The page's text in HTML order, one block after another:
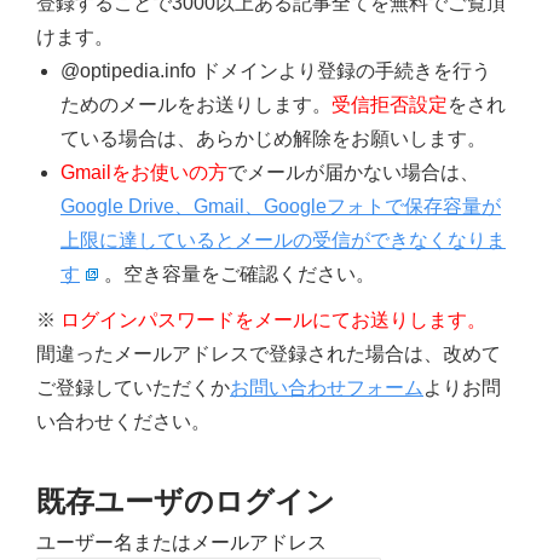
けます。
@optipedia.info ドメインより登録の手続きを行う
ためのメールをお送りします。 受信拒否設定をされ
ている場合は、あらかじめ解除をお願いします。
Gmailをお使いの方でメールが届かない場合は、
Google Drive、Gmail、Googleフォトで保存容量が
上限に達しているとメールの受信ができなくなりま
す
。空き容量をご確認ください。
※ ログインパスワードをメールにてお送りします。
間違ったメールアドレスで登録された場合は、改めて
ご登録していただくかお問い合わせフォーム よりお問
い合わせください。
既存ユーザのログイン
ユーザー名またはメールアドレス